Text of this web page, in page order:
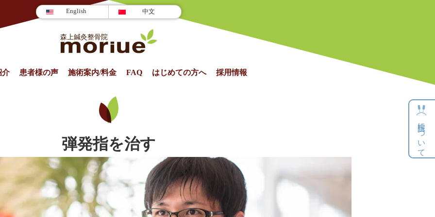
English 中文
当院について
介 患者様の声 施術案内/料⾦ FAQ はじめての方へ 採用情報
弾発指を治す